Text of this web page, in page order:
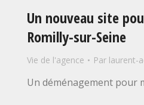
Un nouveau site
Romilly-sur-Seine
Vie de l'agence Par laurent-
Un déménagement pour